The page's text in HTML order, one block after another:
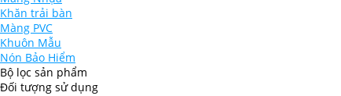
Khăn trải bàn
Màng PVC
Khuôn Mẫu
Nón Bảo Hiểm
Bộ lọc sản phẩm
Đối tượng sử dụng